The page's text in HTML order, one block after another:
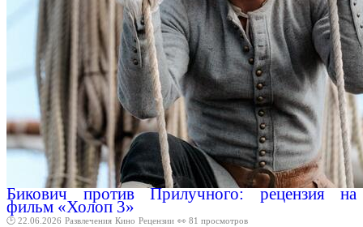
Бикович против Прилучного: рецензия на
фильм «Холоп 3»
🕑 22.06.2026 Развлечения Кино Рецензии 👀 81 просмотров